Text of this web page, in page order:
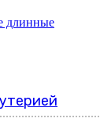
длинные